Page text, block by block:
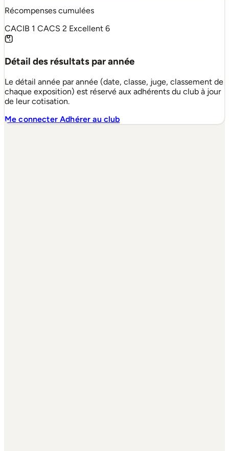
Récompenses cumulées
CACIB 1 CACS 2 Excellent 6
Détail des résultats par année
Le détail année par année (date, classe, juge, classement de
chaque exposition) est réservé aux adhérents du club à jour
de leur cotisation.
Me connecterAdhérer au club